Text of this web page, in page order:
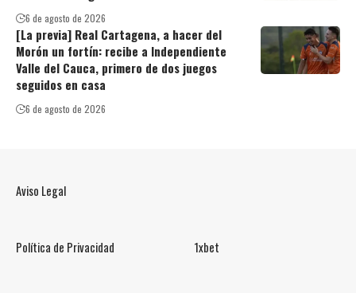
6 de agosto de 2026
[La previa] Real Cartagena, a hacer del
Morón un fortín: recibe a Independiente
Valle del Cauca, primero de dos juegos
seguidos en casa
6 de agosto de 2026
Aviso Legal
Política de Privacidad 1xbet